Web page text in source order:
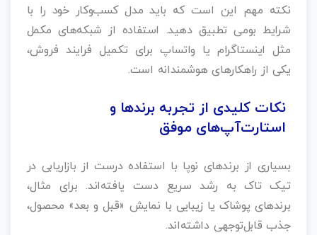
نکته مهم این است که باید مدل کسب‌وکار خود را با
شرایط بومی تطبیق دهید. استفاده از شبکه‌های مکمل
مثل اینستاگرام یا واتساپ برای تکمیل فرایند فروش،
یکی از راهکارهای هوشمندانه است.
نکات کلیدی از تجربه برندها و
استارت‌آپ‌های موفق
بسیاری از برندهای نوپا با استفاده درست از بازاریابی در
تیک تاک به رشد سریع دست یافته‌اند. برای مثال،
برندهای پوشاک یا زیبایی با نمایش «قبل و بعد» محصول،
جذب قابل‌توجهی داشته‌اند.